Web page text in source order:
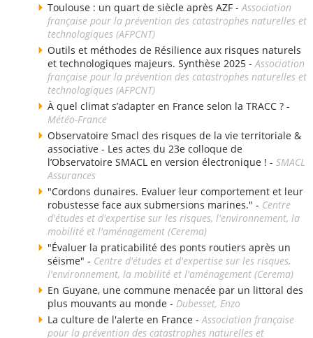
Toulouse : un quart de siècle après AZF -Association
française pour la prévention des catastrophes naturelles et
technologiques (AFPCNT)
Outils et méthodes de Résilience aux risques naturels
et technologiques majeurs. Synthèse 2025 -Association
française pour la prévention des catastrophes naturelles et
technologiques (AFPCNT)
À quel climat s’adapter en France selon la TRACC ? -
Météo-France
Observatoire Smacl des risques de la vie territoriale &
associative - Les actes du 23e colloque de
l’Observatoire SMACL en version électronique ! - SMACL
Assurances
"Cordons dunaires. Evaluer leur comportement et leur
robustesse face aux submersions marines." - Centre
d'études et d'expertise sur les risques, l'environnement, la
mobilité et l'aménagement (Cerema)
"Évaluer la praticabilité des ponts routiers après un
séisme" - Centre d'études et d'expertise sur les risques,
l'environnement, la mobilité et l'aménagement (Cerema)
En Guyane, une commune menacée par un littoral des
plus mouvants au monde - Dubesset, Enzo
La culture de l'alerte en France -Association française
pour la prévention des catastrophes naturelles et